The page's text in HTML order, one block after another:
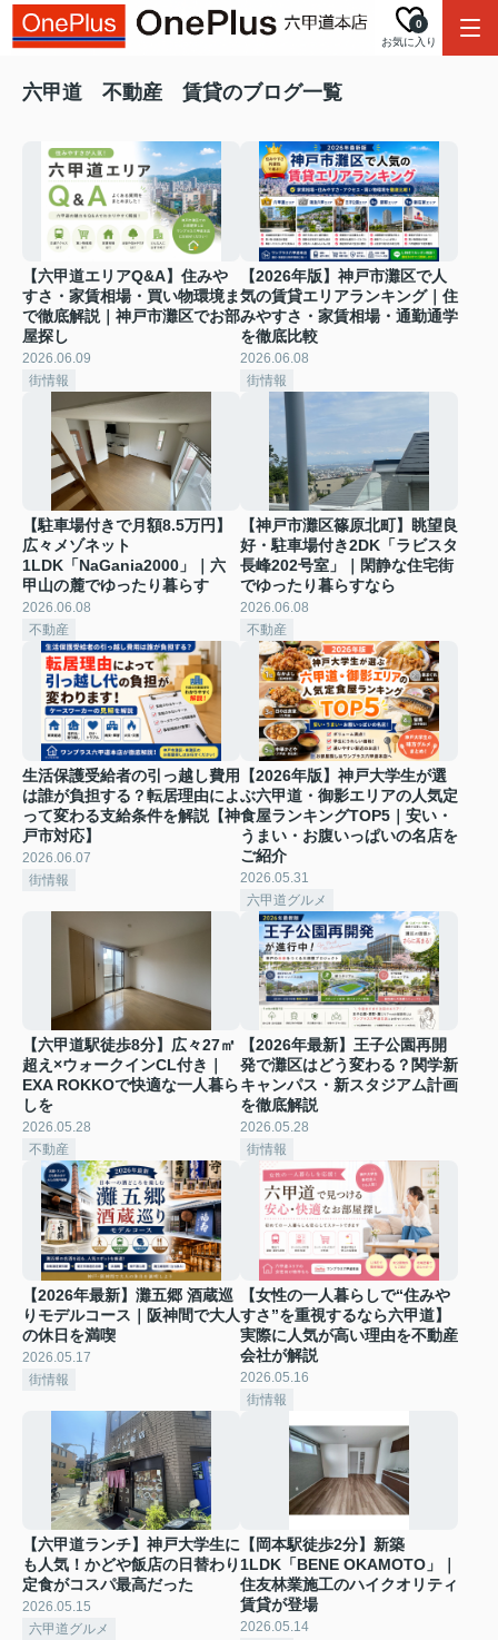
お気に入り
0
六甲道 不動産 賃貸のブログ一覧
【六甲道エリアQ&A】住みや
すさ・家賃相場・買い物環境ま
で徹底解説｜神戸市灘区でお部
屋探し
2026.06.09
街情報
【2026年版】神戸市灘区で人
気の賃貸エリアランキング｜住
みやすさ・家賃相場・通勤通学
を徹底比較
2026.06.08
街情報
【駐車場付きで月額8.5万円】
広々メゾネット
1LDK「NaGania2000」｜六
甲山の麓でゆったり暮らす
2026.06.08
不動産
【神戸市灘区篠原北町】眺望良
好・駐車場付き2DK「ラビスタ
長峰202号室」｜閑静な住宅街
でゆったり暮らすなら
2026.06.08
不動産
生活保護受給者の引っ越し費用
は誰が負担する？転居理由によ
って変わる支給条件を解説【神
戸市対応】
2026.06.07
街情報
【2026年版】神戸大学生が選
ぶ六甲道・御影エリアの人気定
食屋ランキングTOP5｜安い・
うまい・お腹いっぱいの名店を
ご紹介
2026.05.31
六甲道グルメ
【六甲道駅徒歩8分】広々27㎡
超え×ウォークインCL付き｜
EXA ROKKOで快適な一人暮ら
しを
2026.05.28
不動産
【2026年最新】王子公園再開
発で灘区はどう変わる？関学新
キャンパス・新スタジアム計画
を徹底解説
2026.05.28
街情報
【2026年最新】灘五郷 酒蔵巡
りモデルコース｜阪神間で大人
の休日を満喫
2026.05.17
街情報
【女性の一人暮らしで“住みや
すさ”を重視するなら六甲道】
実際に人気が高い理由を不動産
会社が解説
2026.05.16
街情報
【六甲道ランチ】神戸大学生に
も人気！かどや飯店の日替わり
定食がコスパ最高だった
2026.05.15
六甲道グルメ
【岡本駅徒歩2分】新築
1LDK「BENE OKAMOTO」｜
住友林業施工のハイクオリティ
賃貸が登場
2026.05.14